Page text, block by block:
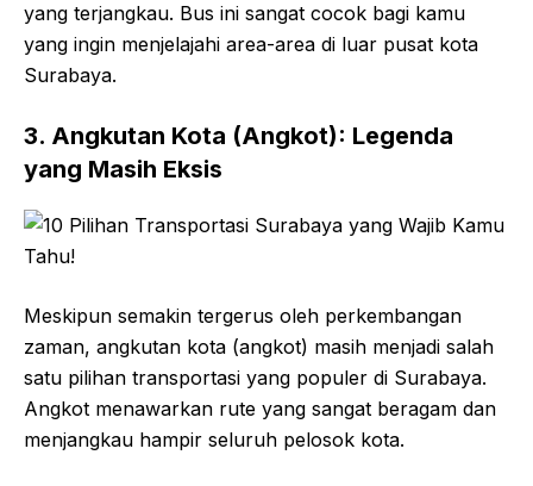
yang terjangkau. Bus ini sangat cocok bagi kamu
yang ingin menjelajahi area-area di luar pusat kota
Surabaya.
3. Angkutan Kota (Angkot): Legenda
yang Masih Eksis
Meskipun semakin tergerus oleh perkembangan
zaman, angkutan kota (angkot) masih menjadi salah
satu pilihan transportasi yang populer di Surabaya.
Angkot menawarkan rute yang sangat beragam dan
menjangkau hampir seluruh pelosok kota.